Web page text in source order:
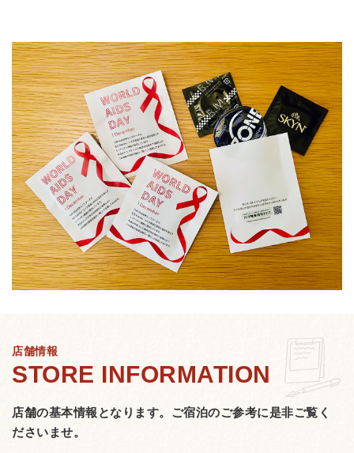
店舗情報
店舗の基本情報となります。 ご宿泊のご参考に是非ご覧く
ださいませ。